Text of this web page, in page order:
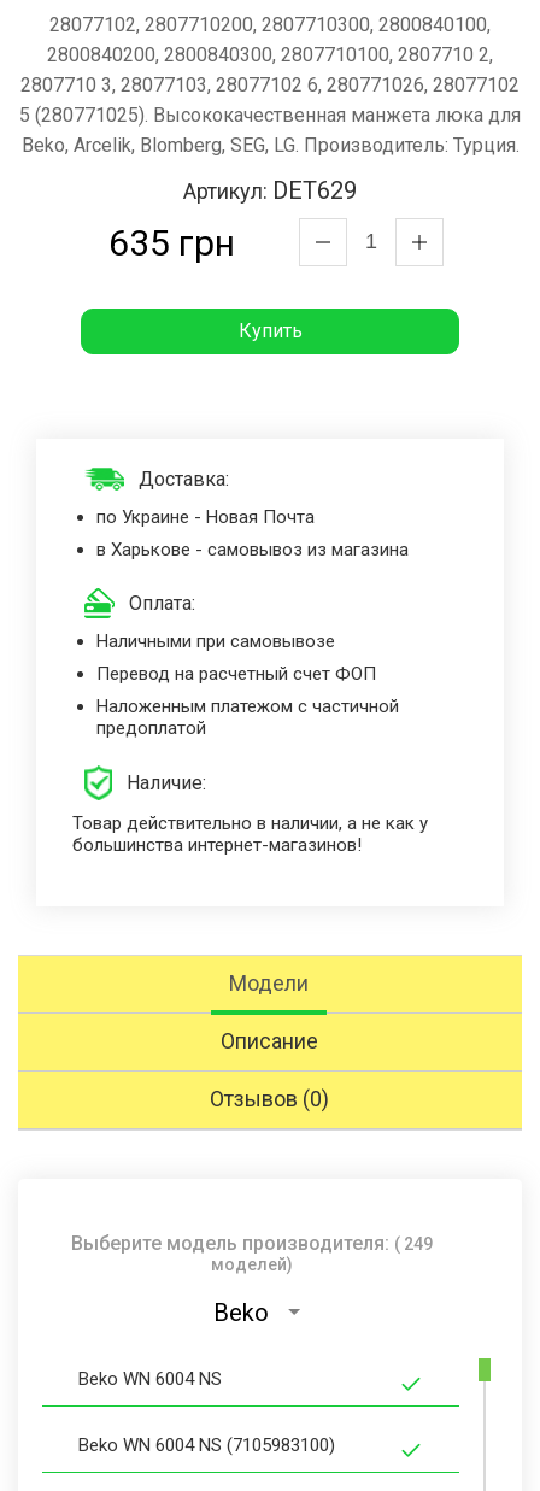
28077102, 2807710200, 2807710300, 2800840100,
2800840200, 2800840300, 2807710100, 2807710 2,
2807710 3, 28077103, 28077102 6, 280771026, 28077102
5 (280771025). Высококачественная манжета люка для
Beko, Arcelik, Blomberg, SEG, LG. Производитель: Турция.
Артикул: DET629
635 грн
Купить
Доставка:
по Украине - Новая Почта
в Харькове - самовывоз из магазина
Оплата:
Наличными при самовывозе
Перевод на расчетный счет ФОП
Наложенным платежом с частичной
предоплатой
Наличие:
Товар действительно в наличии, а не как у
большинства интернет-магазинов!
Модели
Описание
Отзывов (0)
Выберите модель производителя: ( 249
моделей)
Beko
Beko WN 6004 NS
Beko WN 6004 NS (7105983100)